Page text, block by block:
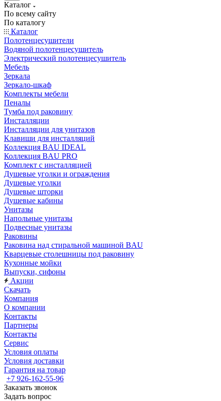
Каталог
По всему сайту
По каталогу
Каталог
Полотенцесушители
Водяной полотенцесушитель
Электрический полотенцесушитель
Мебель
Зеркала
Зеркало-шкаф
Комплекты мебели
Пеналы
Тумба под раковину
Инсталляции
Инсталляции для унитазов
Клавиши для инсталляций
Коллекция BAU IDEAL
Коллекция BAU PRO
Комплект с инсталляцией
Душевые уголки и ограждения
Душевые уголки
Душевые шторки
Душевые кабины
Унитазы
Напольные унитазы
Подвесные унитазы
Раковины
Раковина над стиральной машиной BAU
Кварцевые столешницы под раковину
Кухонные мойки
Выпуски, сифоны
Акции
Скачать
Компания
О компании
Контакты
Партнеры
Контакты
Сервис
Условия оплаты
Условия доставки
Гарантия на товар
+7 926-162-55-96
Заказать звонок
Задать вопрос